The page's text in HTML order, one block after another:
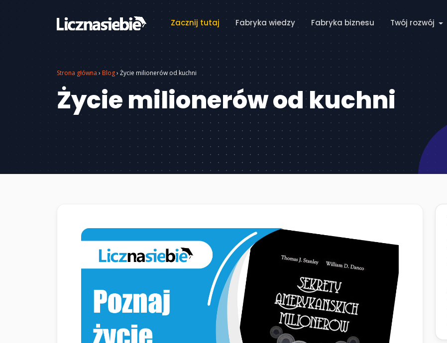
Zacznij tutaj Fabryka wiedzy Fabryka biznesu Twój rozwój
Strona główna › Blog› Życie milionerów od kuchni
Życie milionerów od kuchni